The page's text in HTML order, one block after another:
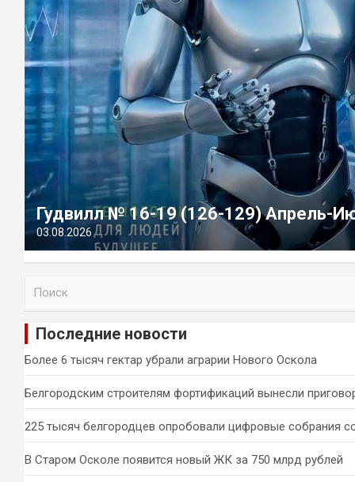
Гудвилл № 16-19 (126-129) Апрель-
03.08.2026
и
Последние новости
Более 6 тысяч гектар убрали аграрии Нового Оскола
Белгородским строителям фортификаций вынесли
225 тысяч белгородцев опробовали цифровые собрания
В Старом Осколе появится новый ЖК за 750 млрд рублей